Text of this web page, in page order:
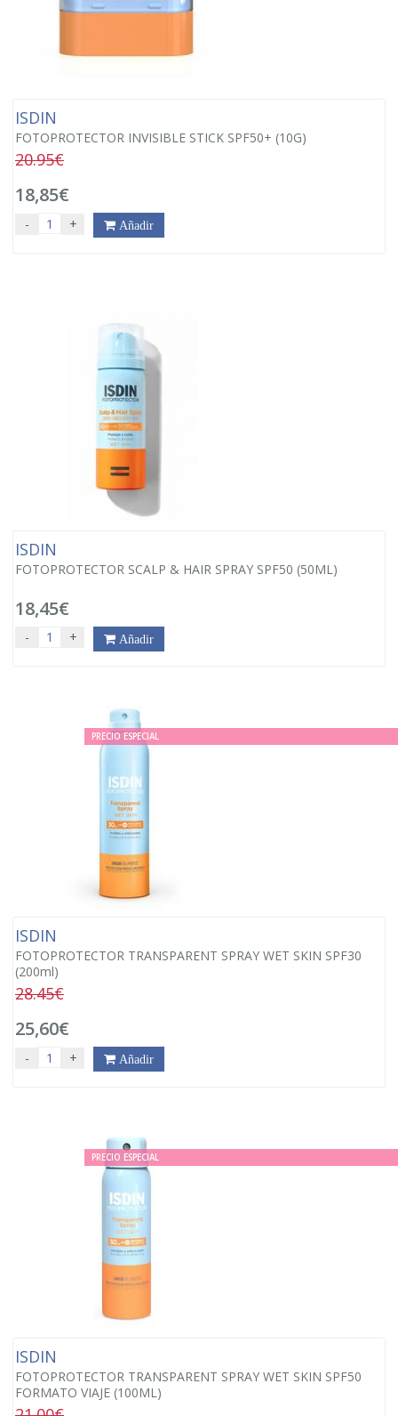
ISDIN
FOTOPROTECTOR INVISIBLE STICK SPF50+ (10G)
20.95€
18,85€
- + Añadir
ISDIN
FOTOPROTECTOR SCALP & HAIR SPRAY SPF50 (50ML)
18,45€
- + Añadir
PRECIO ESPECIAL
ISDIN
FOTOPROTECTOR TRANSPARENT SPRAY WET SKIN SPF30
(200ml)
28.45€
25,60€
- + Añadir
PRECIO ESPECIAL
ISDIN
FOTOPROTECTOR TRANSPARENT SPRAY WET SKIN SPF50
FORMATO VIAJE (100ML)